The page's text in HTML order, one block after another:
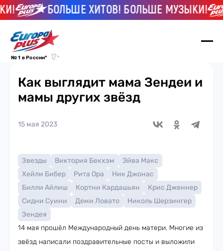
БОЛЬШЕ ХИТОВ! БОЛЬШЕ МУЗЫКИ!
№ 1 в России*
Как выглядит мама Зендеи и
мамы других звёзд
15 мая 2023
Звезды Виктория Бекхэм
Эйва Макс
Хейли Бибер
Рита Ора
Ник Джонас
Билли Айлиш
Кортни Кардашьян
Крис Дженнер
Сидни Суини
Деми Ловато
Николь Шерзингер
Зендея
14 мая прошёл Международный день матери. Многие из
звёзд написали поздравительные посты и выложили